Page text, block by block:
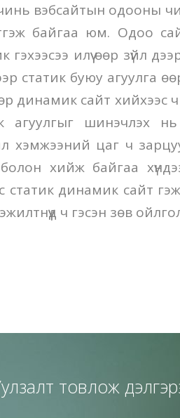
вэбсайтын одооны
байгаа юм. Одоо
гэхээсээ илүү өөр зүйл
статик буюу агуулга
динамик сайт хийхээс ч
агуулгыг шинэчлэх
хэмжээний цаг ч
болон хийж байгаа
динамик сайт гэж
ч гэсэн зөв
товлож